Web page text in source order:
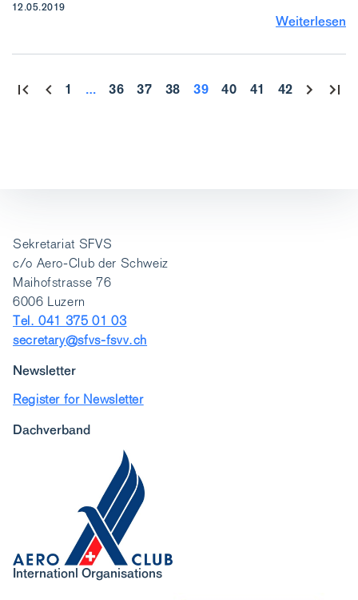
12.05.2019
Weiterlesen
1 … 36 37 38 39 40 41 42
Sekretariat SFVS
c/o Aero-Club der Schweiz
Maihofstrasse 76
6006 Luzern
Tel. 041 375 01 03
secretary@sfvs-fsvv.ch
Newsletter
Register for Newsletter
Dachverband
Internationl Organisations